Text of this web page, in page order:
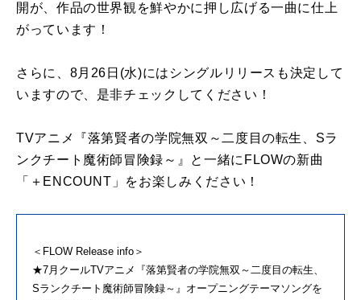
開が、作品の世界観を鮮やかに押し広げる一曲に仕上
がっています！
さらに、8月26日(水)にはシングルリリースも決定して
いますので、是非チェックしてください！
TVアニメ『落第賢者の学院無双～二度目の転生、Sラ
ンクチート魔術師冒険録～』と一緒にFLOWの新曲
「＋ENCOUNT」をお楽しみください！
＜FLOW Release info＞
★7月クールTVアニメ『落第賢者の学院無双～二度目の転生、
Sランクチート魔術師冒険録～』オープニングテーマソングを